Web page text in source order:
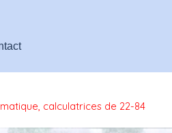
calculatrices de 22-84